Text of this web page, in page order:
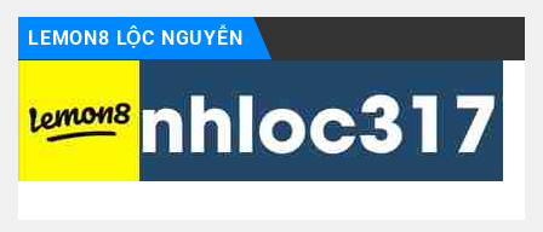
LEMON8 LỘC NGUYỄN